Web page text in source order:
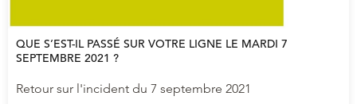
QUE S’EST-IL PASSÉ SUR VOTRE LIGNE LE MARDI 7
SEPTEMBRE 2021 ?
Retour sur l'incident du 7 septembre 2021